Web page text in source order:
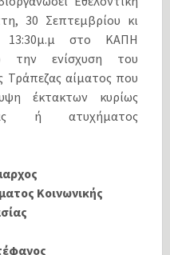
30 Σεπτεμβρίου κι
στο ΚΑΠΗ
την ενίσχυση του
Τράπεζας αίματος που
έκτακτων κυρίως
ή ατυχήματος
Κοινωνικής